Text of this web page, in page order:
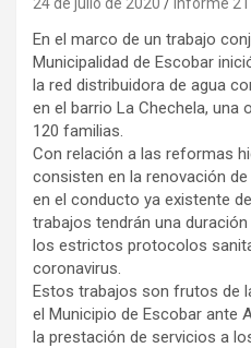
En el marco de un trabajo
Municipalidad de Escobar
la red distribuidora de agua
en el barrio La Chechela, una
120 familias.
Con relación a las reformas
consisten en la renovación
en el conducto ya existente
trabajos tendrán una
los estrictos protocolos
coronavirus.
Estos trabajos son frutos de
el Municipio de Escobar ante
la prestación de servicios a